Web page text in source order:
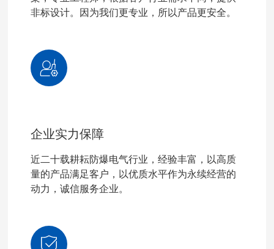
非标设计。因为我们更专业，所以产品更安全。
企业实力保障
近二十载耕耘防爆电气行业，经验丰富，以高质
量的产品满足客户，以优质水平作为永续经营的
动力，诚信服务企业。